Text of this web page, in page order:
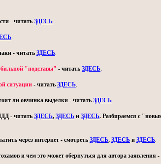
- читать ЗДЕСЬ.
.
- читать ЗДЕСЬ.
"подставы" - читать ЗДЕСЬ.
ситуации - читать ЗДЕСЬ.
ли овчинка выделки - читать ЗДЕСЬ.
- читать ЗДЕСЬ, ЗДЕСЬ и ЗДЕСЬ. Разбираемся с
через интернет - смотреть ЗДЕСЬ, ЗДЕСЬ и ЗДЕСЬ.
и чем это может обернуться для автора заявления -